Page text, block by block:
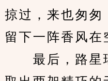
掠过，来也匆匆
留下一阵香风在
最后，路星瑶